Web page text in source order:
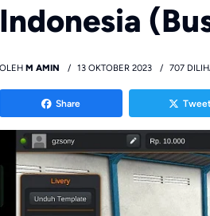
Indonesia
OLEH M AMIN 13 OKTOBER 2023 707
Share